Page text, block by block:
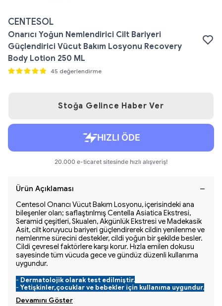
CENTESOL
Onarıcı Yoğun Nemlendirici Cilt Bariyeri
Güçlendirici Vücut Bakım Losyonu Recovery
Body Lotion 250 ML
45 değerlendirme
Stoğa Gelince Haber Ver
Ürün Açıklaması
Centesol Onarıcı Vücut Bakım Losyonu, içerisindeki ana
bileşenler olan; saflaştırılmış Centella Asiatica Ekstresi,
Seramid çeşitleri, Skualen, Akgünlük Ekstresi ve Madekasik
Asit, cilt koruyucu bariyeri güçlendirerek cildin yenilenme ve
nemlenme sürecini destekler, cildi yoğun bir şekilde besler.
Cildi çevresel faktörlere karşı korur. Hızla emilen dokusu
sayesinde tüm vücuda gece ve gündüz düzenli kullanıma
uygundur.
- Dermatolojik olarak test edilmiştir.
- Yetişkinler,çocuklar ve bebekler için kullanıma uygundur.
Devamını Göster